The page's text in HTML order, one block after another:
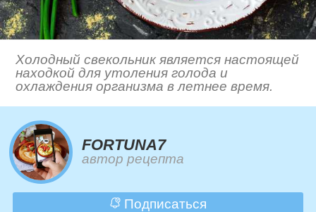
Холодный свекольник является настоящей
находкой для утоления голода и
охлаждения организма в летнее время.
FORTUNA7
автор рецепта
Подписаться